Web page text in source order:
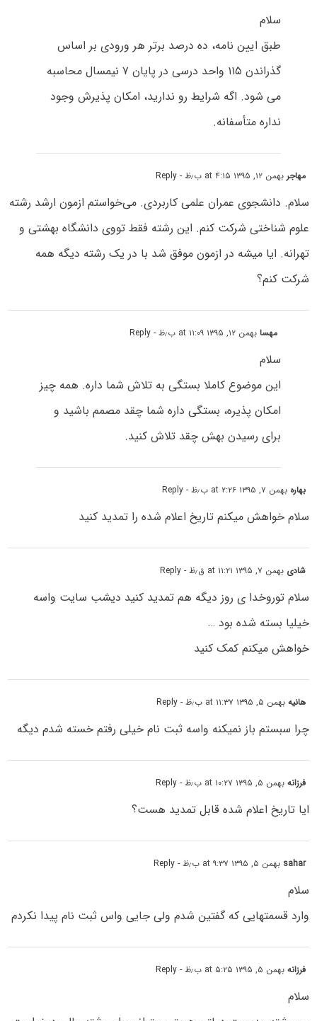
سلام
طبق ایین نامه، ده درصد برتر هر ورودی بر اساس
گذراندن ۱۱۵ واحد درسی در پایان ۷ نیمسال محاسبه
می­ شود. اگه شرایط رو ندارید، امکان پذیرش وجود
نداره متأسفانه.
مهاجربهمن ۱۲, ۱۳۹۵ at ۴:۱۵ ب٫ظ - Reply
سلام. دانشجوی عمران علمی کاربردی. می‌خواستم ازمون ارشد رشته
علوم شناختی شرکت کنم. این رشته فقط تووی دانشگاه بهشتی و
تهرانه. ایا میشه در ازمون موفق شد با در یک رشته دیگه همه
شرکت کنم؟
مهسابهمن ۱۲, ۱۳۹۵ at ۱۱:۰۹ ب٫ظ - Reply
سلام
این موضوع کاملا بستگی به تلاش شما داره. همه چیز
امکان پذیره، بستگی داره شما چقد مصمم باشید و
برای رسیدن بهش چقد تلاش کنید.
بهاره بهمن ۷, ۱۳۹۵ at ۲:۲۶ ب٫ظ - Reply
سلام خواهش میکنم تاریخ اعلام شده را تمدید کنید
شادی بهمن ۷, ۱۳۹۵ at ۱۱:۲۱ ق٫ظ - Reply
سلام توروخدا ی روز دیگه هم تمدید کنید دیشب سایت واسه
خیلیا بسته شده بود …
خواهش میکنم کمک کنید
هانیهبهمن ۵, ۱۳۹۵ at ۱۱:۳۷ ب٫ظ - Reply
چرا سبستم باز نمیکنه واسه ثبت نام خیلی رفتم خسته شدم دیگه
فرزانهبهمن ۵, ۱۳۹۵ at ۱۰:۲۷ ب٫ظ - Reply
ایا تاریخ اعلام شده قابل تمدید هست؟
sahar بهمن ۵, ۱۳۹۵ at ۹:۳۷ ب٫ظ - Reply
سلام
وارد قسمتهایی که گفتین شدم ولی جایی واس ثبت نام پیدا نکردم
فرزانهبهمن ۵, ۱۳۹۵ at ۵:۲۵ ب٫ظ - Reply
سلام